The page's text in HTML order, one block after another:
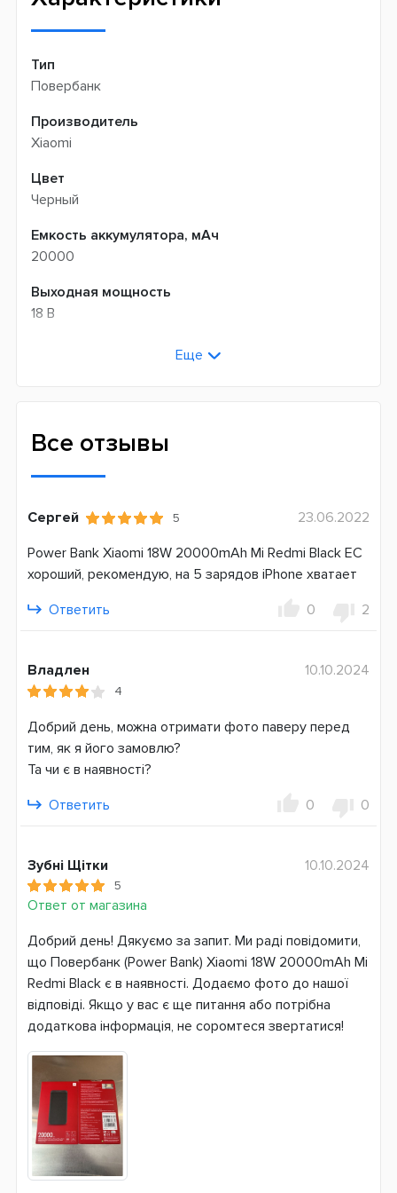
Тип
Повербанк
Производитель
Xiaomi
Цвет
Черный
Емкость аккумулятора, мАч
20000
Выходная мощность
18 В
Зарядка батареи
USB Type-C
Нет
480 г
Li-Pol
Страна производитель
Еще
Все отзывы
Сергей 5
23.06.2022
Power Bank Xiaomi 18W 20000mAh Mi Redmi Black ЕС
хороший, рекомендую, на 5 зарядов iPhone хватает
Ответить
0 2
Владлен
4
10.10.2024
Добрий день, можна отримати фото паверу перед
тим, як я його замовлю?
Та чи є в наявності?
Ответить
0 0
Зубні Щітки
5
Ответ от магазина
10.10.2024
Добрий день! Дякуємо за запит. Ми раді повідомити,
що Повербанк (Power Bank) Xiaomi 18W 20000mAh Mi
Redmi Black є в наявності. Додаємо фото до нашої
відповіді. Якщо у вас є ще питання або потрібна
додаткова інформація, не соромтеся звертатися!